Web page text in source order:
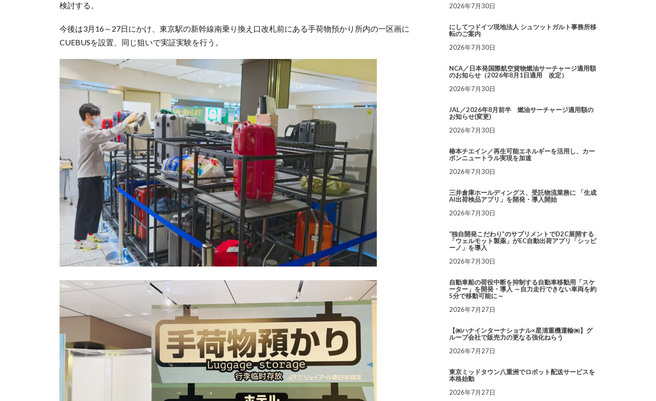
検討する。
今後は3月16～27日にかけ、東京駅の新幹線南乗り換え口改札前にある手荷物預かり所内の一区画に
CUEBUSを設置、同じ狙いで実証実験を行う。
2026年7月30日
にしてつドイツ現地法人 シュツットガルト事務所移
転のご案内
2026年7月30日
NCA／日本発国際航空貨物燃油サーチャージ適用額
のお知らせ（2026年8月1日適用 改定）
2026年7月30日
JAL／2026年8月前半 燃油サーチャージ適用額の
お知らせ(変更)
2026年7月30日
椿本チエイン／再生可能エネルギーを活用し、カー
ボンニュートラル実現を加速
2026年7月30日
三井倉庫ホールディングス、受託物流業務に 「生成
AI出荷検品アプリ」を開発・導入開始
2026年7月30日
“独自開発こだわり”のサプリメントでD2C展開する
「ウェルモット製薬」がEC自動出荷アプリ「シッピ
ーノ」を導入
2026年7月30日
自動車船の荷役中断を抑制する自動車移動用「スケ
ーター」を開発・導入 ～自力走行できない車両を約
5分で移動可能に～
2026年7月27日
【㈱ハナインターナショナル×星清重機運輸㈱】グ
ループ会社で販売力の更なる強化ねらう
2026年7月27日
東京ミッドタウン八重洲でロボット配送サービスを
本格始動
2026年7月27日